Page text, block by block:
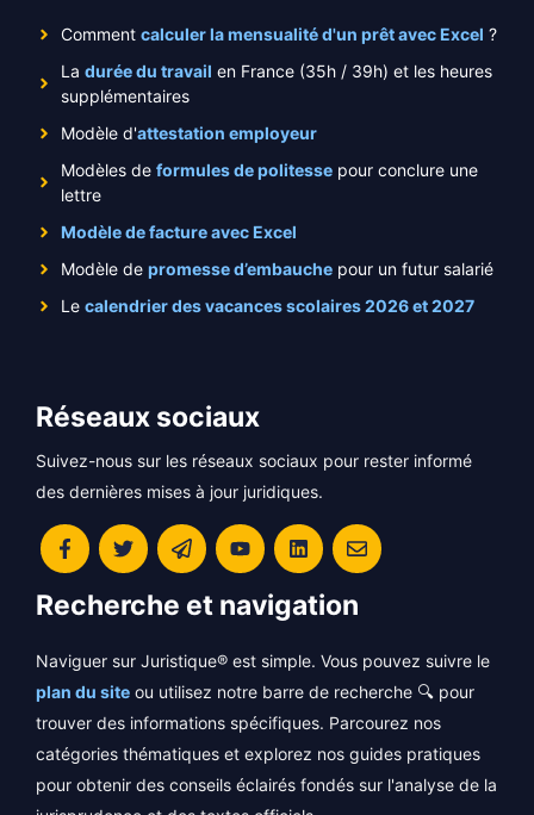
Comment calculer la mensualité d'un prêt avec Excel ?
La durée du travail en France (35h / 39h) et les heures
supplémentaires
Modèle d'attestation employeur
Modèles de formules de politesse pour conclure une
lettre
Modèle de facture avec Excel
Modèle de promesse d’embauche pour un futur salarié
Le calendrier des vacances scolaires 2026 et 2027
Réseaux sociaux
Suivez-nous sur les réseaux sociaux pour rester informé
des dernières mises à jour juridiques.
Recherche et navigation
Naviguer sur Juristique® est simple. Vous pouvez suivre le
plan du site ou utilisez notre barre de recherche 🔍 pour
trouver des informations spécifiques. Parcourez nos
catégories thématiques et explorez nos guides pratiques
pour obtenir des conseils éclairés fondés sur l'analyse de la